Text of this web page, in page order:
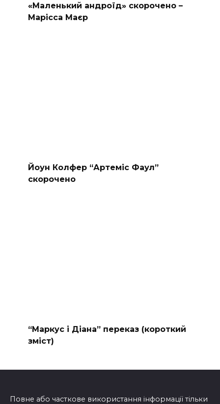
«Маленький андроїд» скорочено –
Марісса Маєр
Йоун Колфер “Артеміс Фаул”
скорочено
“Маркус і Діана” переказ (короткий
зміст)
Повне або часткове використання інформації тільки